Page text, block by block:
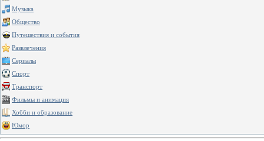
Музыка
Общество
Путешествия и события
Развлечения
Сериалы
Спорт
Транспорт
Фильмы и анимация
Хобби и образование
Юмор